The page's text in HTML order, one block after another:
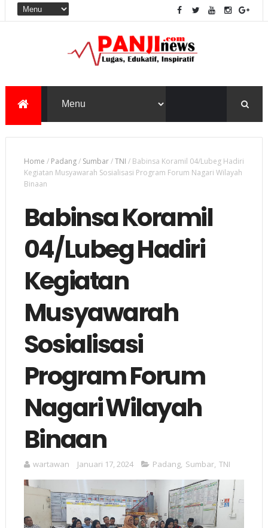
Home / Padang/ Sumbar/TNI / Babinsa Koramil 04/Lubeg Hadiri
Kegiatan Musyawarah Sosialisasi Program Forum Nagari Wilayah
Binaan
Babinsa Koramil
04/Lubeg Hadiri
Kegiatan
Musyawarah
Sosialisasi
Program Forum
Nagari Wilayah
Binaan
wartawan Januari 17, 2024 Padang, Sumbar, TNI